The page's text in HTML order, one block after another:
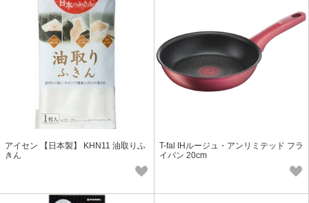
アイセン 【日本製】 KHN11 油取りふ
きん
T-fal IHルージュ・アンリミテッド フラ
イパン 20cm